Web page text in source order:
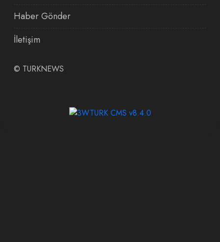
Haber Gönder
İletişim
© TURKNEWS